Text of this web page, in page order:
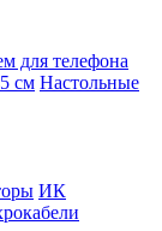
для телефона
см Настольные
ИК